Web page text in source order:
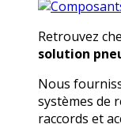
Retrouvez
solution
Nous
systèmes de
raccords et